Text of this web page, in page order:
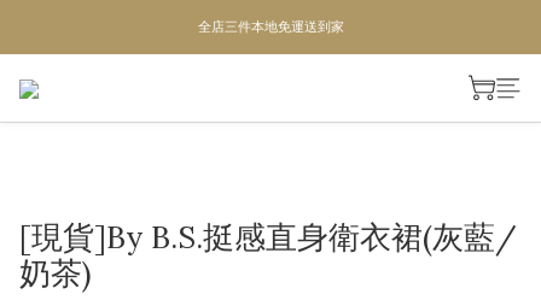
全店三件本地免運送到家
單次滿1200即成為VIP,全年95折
[現貨]By B.S.挺感直身衛衣裙(灰藍/
奶茶)